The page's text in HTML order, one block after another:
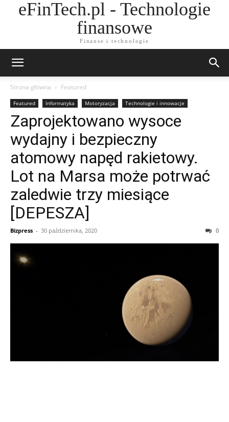
eFinTech.pl - Technologie
finansowe
Finanse i technologie
Strona główna Featured
Featured Informatyka Motoryzacja Technologie i innowacje
Zaprojektowano wysoce
wydajny i bezpieczny
atomowy napęd rakietowy.
Lot na Marsa może potrwać
zaledwie trzy miesiące
[DEPESZA]
Bizpress - 30 października, 2020 0